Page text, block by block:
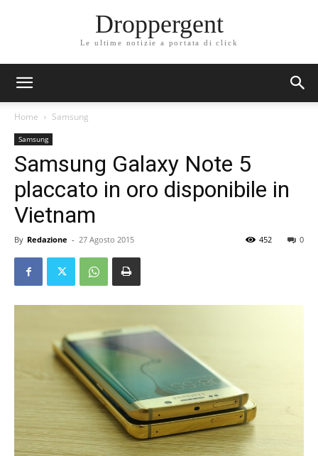
Droppergent
Le ultime notizie a portata di click
Home Samsung
Samsung
Samsung Galaxy Note 5
placcato in oro disponibile in
Vietnam
By Redazione - 27 Agosto 2015 0
452